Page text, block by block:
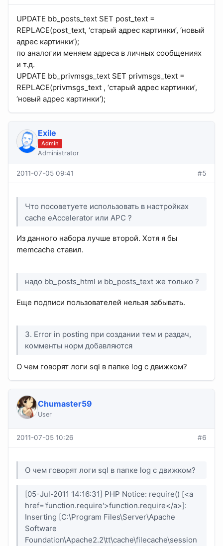
UPDATE bb_posts_text SET post_text =
REPLACE(post_text, ‘старый адрес картинки’, ‘новый
адрес картинки’);
по аналогии меняем адреса в личных сообщениях
и т.д.
UPDATE bb_privmsgs_text SET privmsgs_text =
REPLACE(privmsgs_text , ‘старый адрес картинки’,
‘новый адрес картинки’);
Exile
Admin
Administrator
2011-07-05 09:41 #5
Что посоветуете использовать в настройках
cache eAccelerator или APC ?
Из данного набора лучше второй. Хотя я бы
memcache ставил.
надо bb_posts_html и bb_posts_text же только ?
Еще подписи пользователей нельзя забывать.
3. Error in posting при создании тем и раздач,
комменты норм добавляются
О чем говорят логи sql в папке log с движком?
Chumaster59
User
2011-07-05 10:26 #6
О чем говорят логи sql в папке log с движком?
[05-Jul-2011 14:16:31] PHP Notice: require() [<a
href='function.require'>function.require</a>]:
Inserting [C:\Program Files\Server\Apache
Software
Foundation\Apache2.2\tt\cache\filecache\session